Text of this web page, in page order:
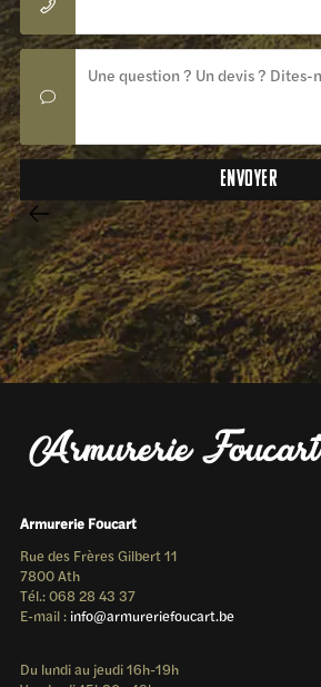
Armurerie Foucart
Rue des Frères Gilbert 11
7800 Ath
Tél.: 068 28 43 37
E-mail : info@armureriefoucart.be
Du lundi au jeudi 16h-19h